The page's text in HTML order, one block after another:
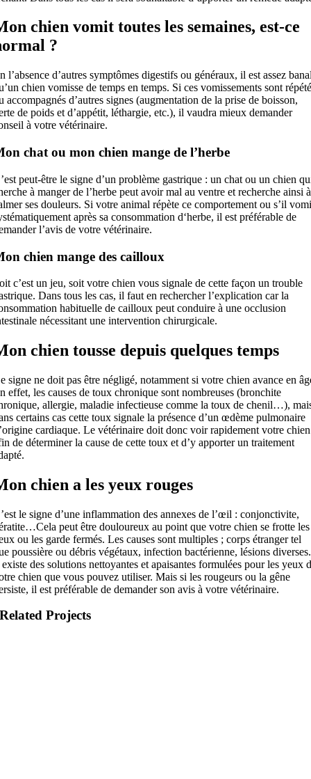
chien vomit toutes les semaines, est-ce
?
l’absence d’autres symptômes digestifs ou généraux, il est assez
chien vomisse de temps en temps. Si ces vomissements sont
accompagnés d’autres signes (augmentation de la prise de boisson,
de poids et d’appétit, léthargie, etc.), il vaudra mieux demander
à votre vétérinaire.
chat ou mon chien mange de l’herbe
peut-être le signe d’un problème gastrique : un chat ou un chien
à manger de l’herbe peut avoir mal au ventre et recherche ainsi à
ses douleurs. Si votre animal répète ce comportement ou s’il
après sa consommation d‘herbe, il est préférable de
l’avis de votre vétérinaire.
chien mange des cailloux
c’est un jeu, soit votre chien vous signale de cette façon un trouble
Dans tous les cas, il faut en rechercher l’explication car la
habituelle de cailloux peut conduire à une occlusion
nécessitant une intervention chirurgicale.
chien tousse depuis quelques temps
signe ne doit pas être négligé, notamment si votre chien avance en
effet, les causes de toux chronique sont nombreuses (bronchite
allergie, maladie infectieuse comme la toux de chenil…),
certains cas cette toux signale la présence d’un œdème pulmonaire
cardiaque. Le vétérinaire doit donc voir rapidement votre chien
de déterminer la cause de cette toux et d’y apporter un traitement
chien a les yeux rouges
le signe d’une inflammation des annexes de l’œil : conjonctivite,
peut être douloureux au point que votre chien se frotte les
ou les garde fermés. Les causes sont multiples ; corps étranger tel
poussière ou débris végétaux, infection bactérienne, lésions diverses.
des solutions nettoyantes et apaisantes formulées pour les yeux
chien que vous pouvez utiliser. Mais si les rougeurs ou la gêne
il est préférable de demander son avis à votre vétérinaire.
Related Projects